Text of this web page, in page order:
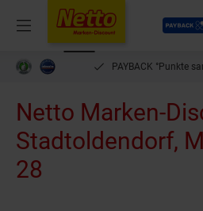
Menü
Payback
PAYBACK °Punkte
Netto Marken-
Stadtoldendorf,
28